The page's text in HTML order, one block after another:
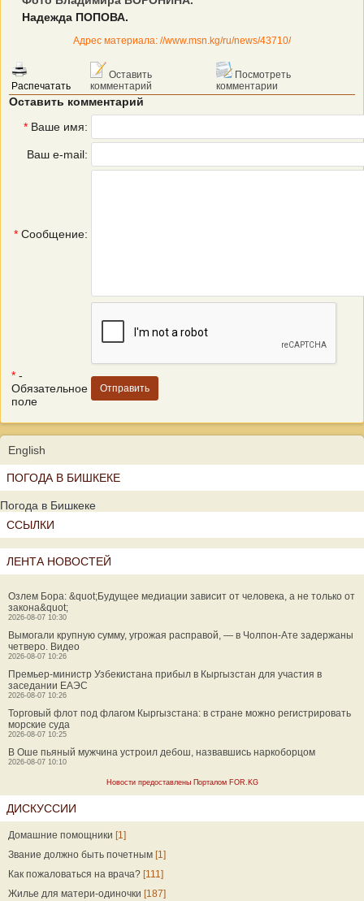
Надежда ПОПОВА.
Адрес материала: //www.msn.kg/ru/news/43710/
Распечатать
Оставить
комментарий
Посмотреть
комментарии
Оставить комментарий
* Ваше имя:
Ваш e-mail:
* Сообщение:
* -
Обязательное
поле
English
ПОГОДА В БИШКЕКЕ
Погода в Бишкеке
ССЫЛКИ
ЛЕНТА НОВОСТЕЙ
Озлем Бора: &quot;Будущее медиации зависит от человека, а не только от
закона&quot;
2026-08-07 10:30
Вымогали крупную сумму, угрожая расправой, — в Чолпон-Ате задержаны
четверо. Видео
2026-08-07 10:26
Премьер-министр Узбекистана прибыл в Кыргызстан для участия в
заседании ЕАЭС
2026-08-07 10:26
Торговый флот под флагом Кыргызстана: в стране можно регистрировать
морские суда
2026-08-07 10:25
В Оше пьяный мужчина устроил дебош, назвавшись наркоборцом
2026-08-07 10:10
Новости предоставлены Порталом FOR.KG
ДИСКУССИИ
Домашние помощники [1]
Звание должно быть почетным [1]
Как пожаловаться на врача? [111]
Жилье для матери-одиночки [187]